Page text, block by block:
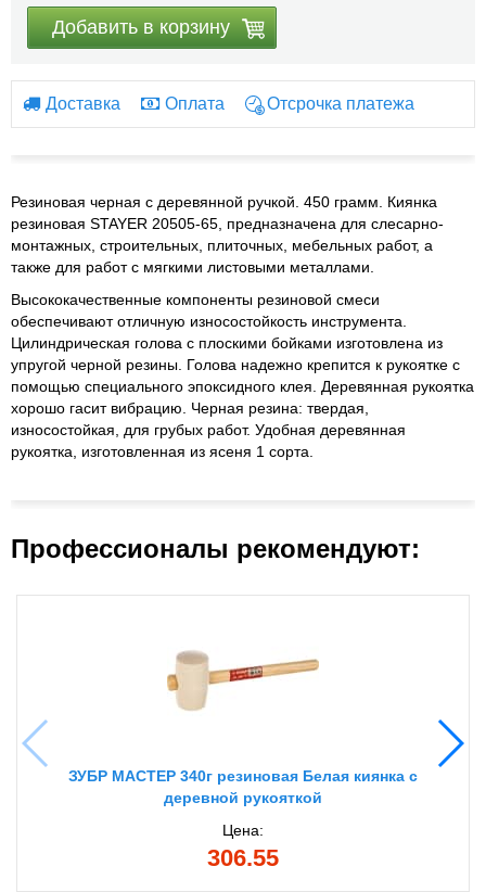
Добавить в корзину
Доставка Оплата Отсрочка платежа
Резиновая черная с деревянной ручкой. 450 грамм. Киянка
резиновая STAYER 20505-65, предназначена для слесарно-
монтажных, строительных, плиточных, мебельных работ, а
также для работ с мягкими листовыми металлами.
Высококачественные компоненты резиновой смеси
обеспечивают отличную износостойкость инструмента.
Цилиндрическая голова с плоскими бойками изготовлена из
упругой черной резины. Голова надежно крепится к рукоятке с
помощью специального эпоксидного клея. Деревянная рукоятка
хорошо гасит вибрацию. Черная резина: твердая,
износостойкая, для грубых работ. Удобная деревянная
рукоятка, изготовленная из ясеня 1 сорта.
Профессионалы рекомендуют:
ЗУБР МАСТЕР 340г резиновая Белая киянка с
деревной рукояткой
Цена:
306.55